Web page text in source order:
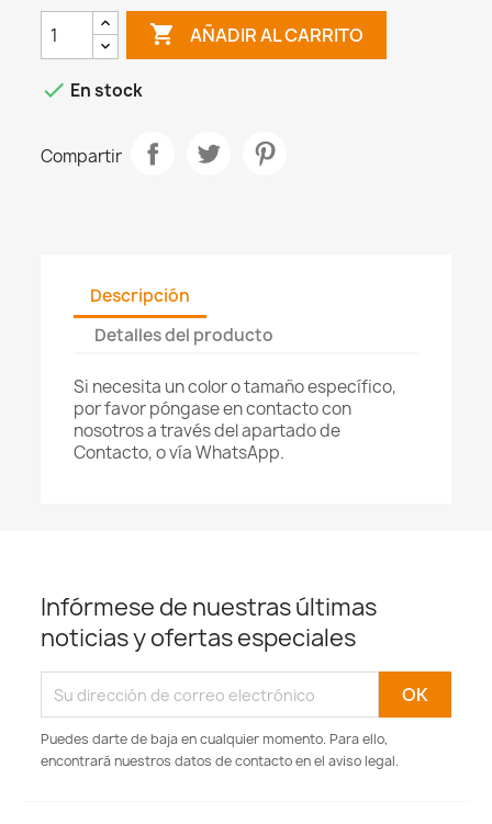
 AÑADIR AL CARRITO
 En stock
Compartir
Descripción
Detalles del producto
Si necesita un color o tamaño específico,
por favor póngase en contacto con
nosotros a través del apartado de
Contacto, o vía WhatsApp.
Infórmese de nuestras últimas
noticias y ofertas especiales
Puedes darte de baja en cualquier momento. Para ello,
encontrará nuestros datos de contacto en el aviso legal.